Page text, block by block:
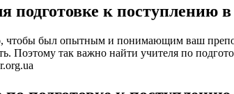
подготовке к поступлению
чтобы был опытным и понимающим ваш
Поэтому так важно найти учителя по